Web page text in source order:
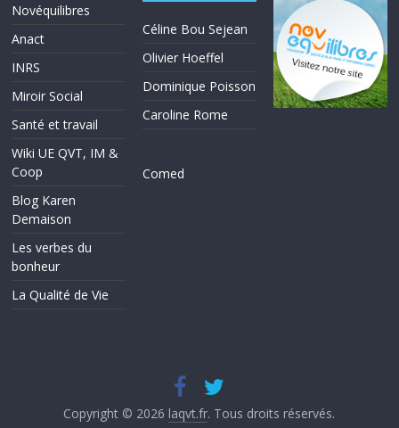
Novéquilibres
Anact
INRS
Miroir Social
Santé et travail
Wiki UE QVT, IM &
Coop
Blog Karen
Demaison
Les verbes du
bonheur
La Qualité de Vie
Céline Bou Sejean
Olivier Hoeffel
Dominique Poisson
Caroline Rome
Comed
Copyright © 2026 laqvt.fr. Tous droits réservés.